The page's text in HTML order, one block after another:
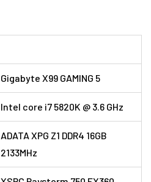
Gigabyte X99 GAMING 5
Intel core i7 5820K @ 3.6 GHz
ADATA XPG Z1 DDR4 16GB
2133MHz